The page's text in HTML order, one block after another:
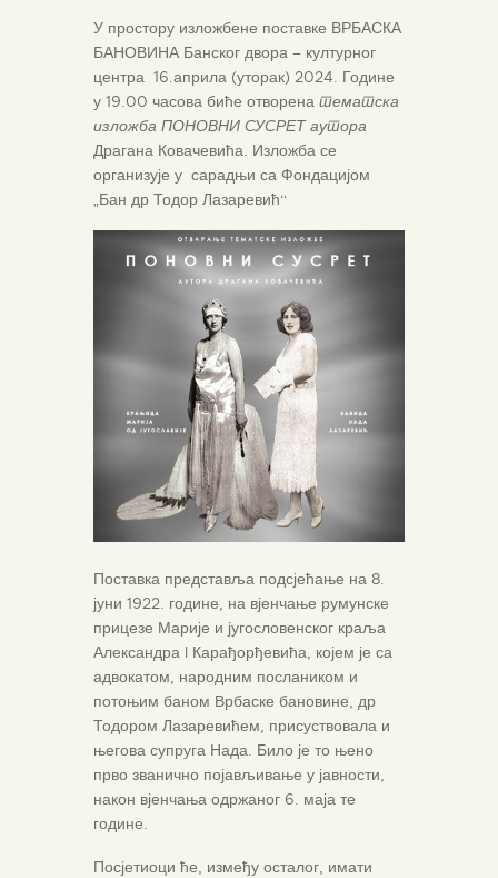
У простору изложбене поставке ВРБАСКА
БАНОВИНА Банског двора – културног
центра 16.априла (уторак) 2024. Године
у 19.00 часова биће отворена тематска
изложба ПОНОВНИ СУСРЕТ аутора
Драгана Ковачевића. Изложба се
организује у сарадњи са Фондацијом
„Бан др Тодор Лазаревић“
Поставка представља подсјећање на 8.
јуни 1922. године, на вјенчање румунске
прицезе Марије и југословенског краља
Александра I Карађорђевића, којем је са
адвокатом, народним послаником и
потоњим баном Врбаске бановине, др
Тодором Лазаревићем, присуствовала и
његова супруга Нада. Било је то њено
прво званично појављивање у јавности,
након вјенчања одржаног 6. маја те
године.
Посјетиоци ће, између осталог, имати